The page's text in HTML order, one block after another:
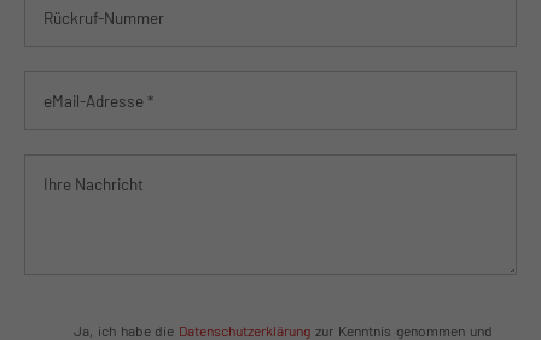
info@yourdomain.com
Aenean commodo ligula eget dolor. Aenean massa. Cum
Ja, ich habe die Datenschutzerklärung zur Kenntnis genommen und